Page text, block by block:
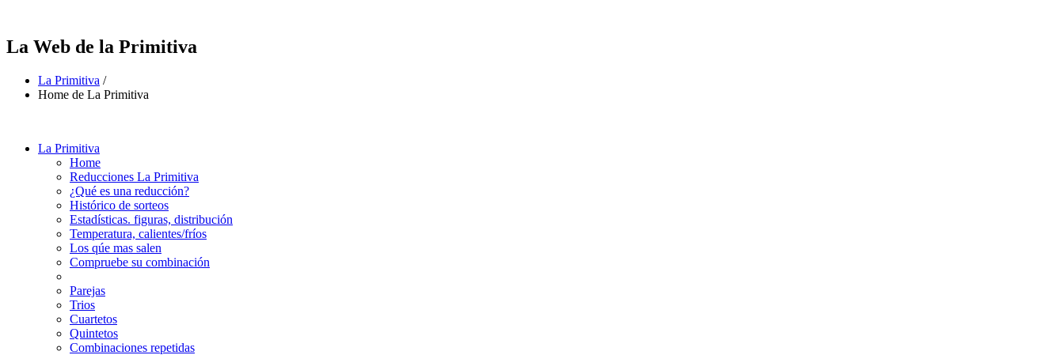
La Web de la Primitiva
La Primitiva /
Home de La Primitiva
La Primitiva
Home
Reducciones La Primitiva
¿Qué es una reducción?
Histórico de sorteos
Estadísticas. figuras, distribución
Temperatura, calientes/fríos
Los qúe mas salen
Compruebe su combinación
Parejas
Trios
Cuartetos
Quintetos
Combinaciones repetidas